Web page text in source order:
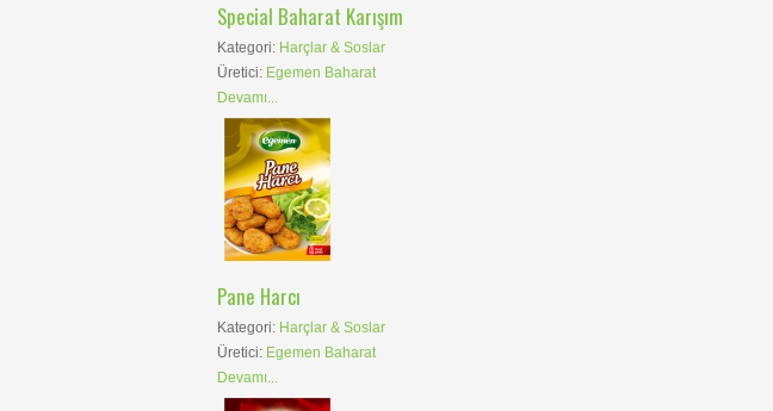
Special Baharat Karışım
Kategori: Harçlar & Soslar
Üretici: Egemen Baharat
Devamı...
Pane Harcı
Kategori: Harçlar & Soslar
Üretici: Egemen Baharat
Devamı...